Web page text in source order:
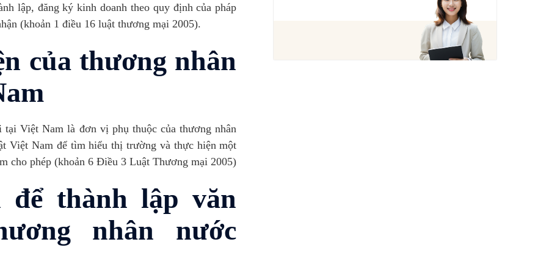
lập, đăng ký kinh doanh theo quy định của pháp
(khoản 1 điều 16 luật thương mại 2005).
của thương nhân
Việt Nam là đơn vị phụ thuộc của thương nhân
Việt Nam để tìm hiểu thị trường và thực hiện một
cho phép (khoản 6 Điều 3 Luật Thương mại 2005)
để thành lập văn
nhân nước